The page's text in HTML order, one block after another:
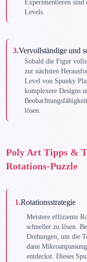
Experimentieren sind
Levels.
3.Vervollständige und
Sobald die Figur
zur nächsten
Level von Spunky
komplexere Designs
lösen.
Poly Art Tipps &
Rotations-Puzzle
1.Rotationsstrategie
Meistere effiziente
schneller zu lösen.
Drehungen, um die
dann
entdeckst. Dieses